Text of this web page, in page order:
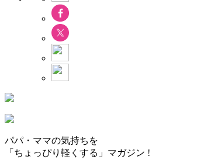
パパ・ママの気持ちを
「ちょっぴり軽くする」マガジン !